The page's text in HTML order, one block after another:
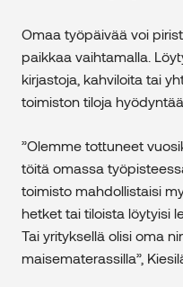
Omaa työpäivää voi
paikkaa vaihtamalla.
kirjastoja, kahviloita tai
toimiston tiloja
”Olemme tottuneet
töitä omassa
toimisto mahdollistaisi
hetket tai tiloista löytyisi
Tai yrityksellä olisi oma
maisematerassilla”,